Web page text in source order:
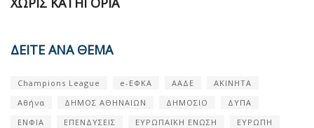
ΔΕΙΤΕ ΑΝΑ ΘΕΜΑ
Champions League e-ΕΦΚΑ ΑΑΔΕ
ΑΚΙΝΗΤΑ
Αθήνα
ΔΗΜΟΣ ΑΘΗΝΑΙΩΝ ΔΗΜΟΣΙΟ
ΔΥΠΑ
ΕΝΦΙΑ
ΕΠΕΝΔΥΣΕΙΣ ΕΥΡΩΠΑΪΚΗ ΕΝΩΣΗ
ΕΥΡΩΠΗ